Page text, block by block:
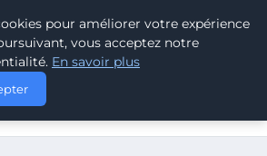
DURABLE
LEVIER POUR L’INNOVATION
pour améliorer votre expérience
vous acceptez notre
En savoir plus